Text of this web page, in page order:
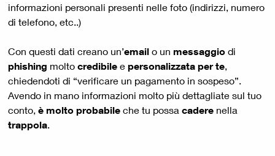
informazioni personali presenti nelle foto (indirizzi, numero
di telefono, etc..)
Con questi dati creano un’email o un messaggio di
phishing molto credibile e personalizzata per te,
chiedendoti di “verificare un pagamento in sospeso”.
Avendo in mano informazioni molto più dettagliate sul tuo
conto, è molto probabile che tu possa cadere nella
trappola.